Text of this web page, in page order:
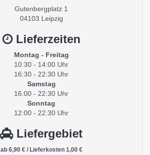
Gutenbergplatz 1
04103 Leipzig
Lieferzeiten
Montag - Freitag
10:30 - 14:00 Uhr
16:30 - 22:30 Uhr
Samstag
16:00 - 22:30 Uhr
Sonntag
12:00 - 22:30 Uhr
Liefergebiet
ab 6,90 € / Lieferkosten 1,00 €